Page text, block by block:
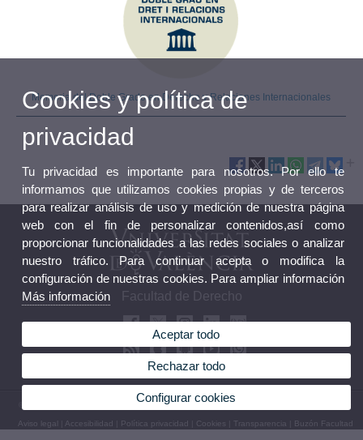
Memoria del Doble Grado en Derecho y Relaciones Internacionales
Facultad de Derecho
© 2026 UV. - Avda. dels Tarongers s/n, 46022 Valencia. España. Tel. (+34) 96 386 41 00
Aviso legal Accesibilidad Política privacidad Cookies Transparencia Buzón Facultad
Cookies y política de
privacidad
Tu privacidad es importante para nosotros. Por ello te
informamos que utilizamos cookies propias y de terceros
para realizar análisis de uso y medición de nuestra página
web con el fin de personalizar contenidos,así como
proporcionar funcionalidades a las redes sociales o analizar
nuestro tráfico. Para continuar acepta o modifica la
configuración de nuestras cookies. Para ampliar información
Más información
Aceptar todo
Rechazar todo
Configurar cookies